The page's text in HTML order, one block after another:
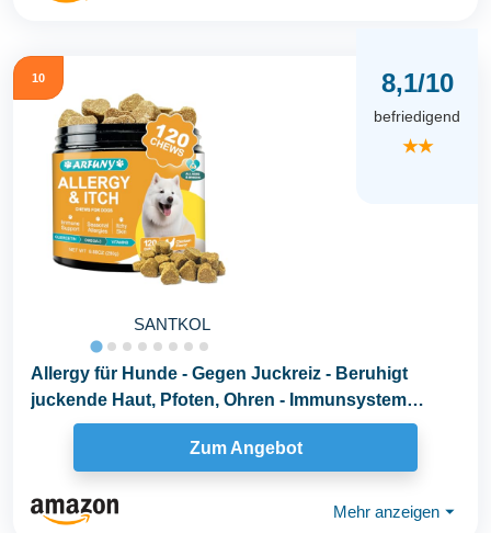
10
SANTKOL
8,1/10
befriedigend
★★
Allergy für Hunde - Gegen Juckreiz - Beruhigt
juckende Haut, Pfoten, Ohren - Immunsystem
Stärken...
Zum Angebot
Mehr anzeigen ⏷